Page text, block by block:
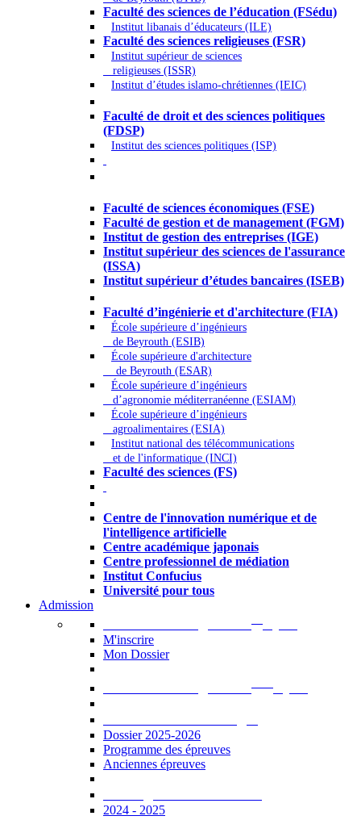
Faculté des sciences de l’éducation (FSédu)
Institut libanais d’éducateurs (ILE)
Faculté des sciences religieuses (FSR)
Institut supérieur de sciences
religieuses (ISSR)
Institut d’études islamo-chrétiennes (IEIC)
Faculté de droit et des sciences politiques
(FDSP)
Institut des sciences politiques (ISP)
Faculté de sciences économiques (FSE)
Faculté de gestion et de management (FGM)
Institut de gestion des entreprises (IGE)
Institut supérieur des sciences de l'assurance
(ISSA)
Institut supérieur d’études bancaires (ISEB)
Faculté d’ingénierie et d'architecture (FIA)
École supérieure d’ingénieurs
de Beyrouth (ESIB)
École supérieure d'architecture
de Beyrouth (ESAR)
École supérieure d’ingénieurs
d’agronomie méditerranéenne (ESIAM)
École supérieure d’ingénieurs
agroalimentaires (ESIA)
Institut national des télécommunications
et de l'informatique (INCI)
Faculté des sciences (FS)
Centre de l'innovation numérique et de
l'intelligence artificielle
Centre académique japonais
Centre professionnel de médiation
Institut Confucius
Université pour tous
Admission
M'inscrire
Mon Dossier
Dossier 2025-2026
Programme des épreuves
Anciennes épreuves
2024 - 2025